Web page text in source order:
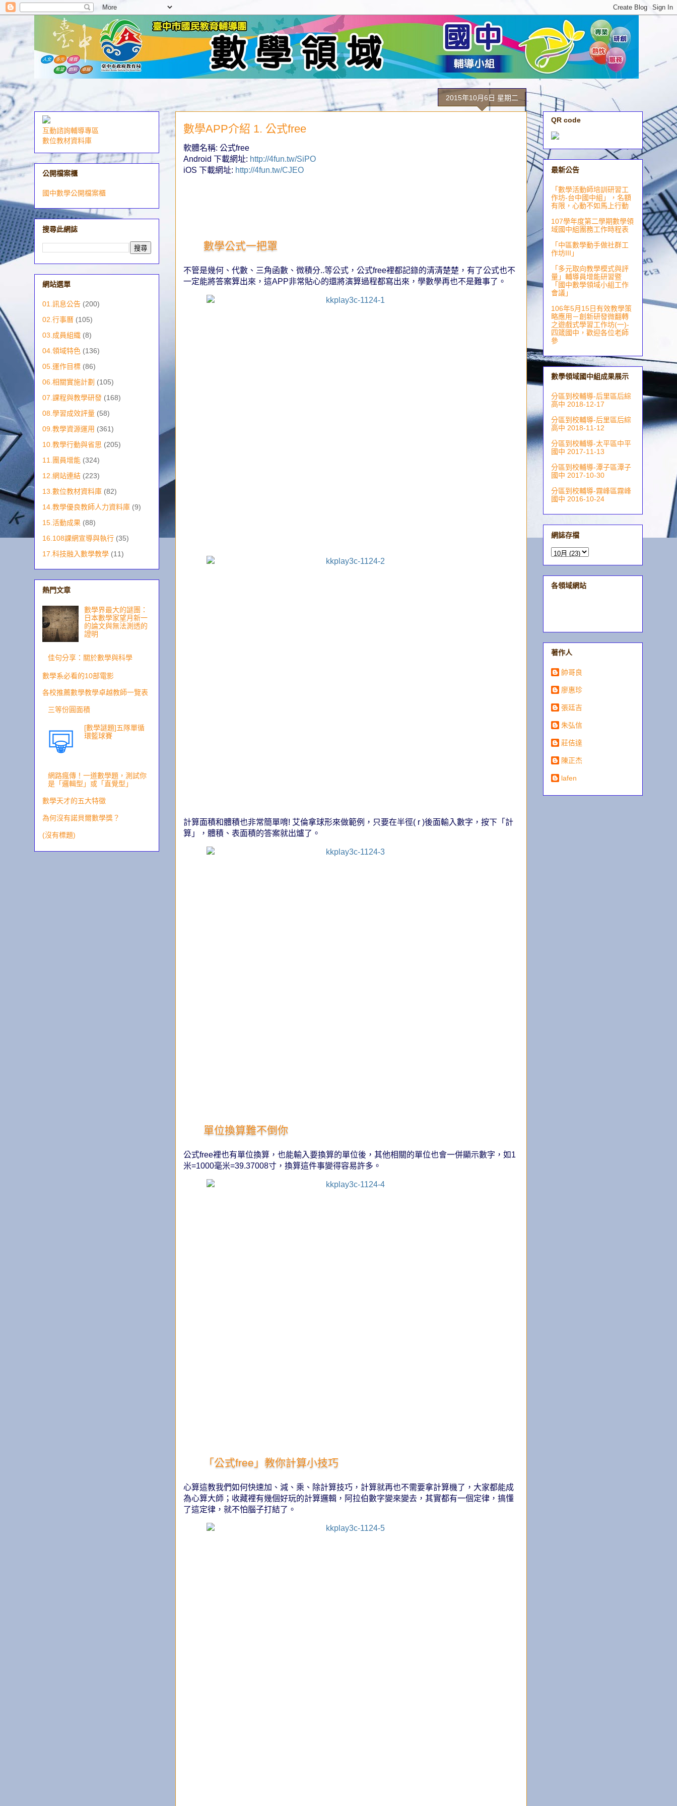
2015年10月6日 星期二
數學APP介紹 1. 公式free
軟體名稱: 公式free
Android 下載網址: http://4fun.tw/SiPO
iOS 下載網址: http://4fun.tw/CJEO
數學公式一把罩
不管是幾何、代數、三角函數、微積分..等公式，公式free裡都記錄的清清楚楚，有了公式也不
一定能將答案算出來，這APP非常貼心的還將演算過程都寫出來，學數學再也不是難事了。
計算面積和體積也非常簡單唷! 艾倫拿球形來做範例，只要在半徑( r )後面輸入數字，按下「計
算」，體積、表面積的答案就出爐了。
單位換算難不倒你
公式free裡也有單位換算，也能輸入要換算的單位後，其他相關的單位也會一併顯示數字，如1
米=1000毫米=39.37008寸，換算這件事變得容易許多。
「公式free」教你計算小技巧
心算這教我們如何快速加、減、乘、除計算技巧，計算就再也不需要拿計算機了，大家都能成
為心算大師；收藏裡有幾個好玩的計算邏輯，阿拉伯數字變來變去，其實都有一個定律，搞懂
了這定律，就不怕腦子打結了。
互動諮詢輔導專區
數位教材資料庫
公開檔案櫃
國中數學公開檔案櫃
搜尋此網誌
網站選單
01.訊息公告 (200)
02.行事曆 (105)
03.成員組織 (8)
04.領域特色 (136)
05.運作目標 (86)
06.相關實施計劃 (105)
07.課程與教學研發 (168)
08.學習成效評量 (58)
09.教學資源運用 (361)
10.教學行動與省思 (205)
11.團員增能 (324)
12.網站連結 (223)
13.數位教材資料庫 (82)
14.教學優良教師人力資料庫 (9)
15.活動成果 (88)
16.108課網宣導與執行 (35)
17.科技融入數學教學 (11)
熱門文章
數學界最大的謎團：
日本數學家望月新一
的論文與無法測透的
證明
佳句分享：關於數學與科學
數學系必看的10部電影
各校推薦數學教學卓越教師一覽表
三等份圓面積
[數學謎題]五隊單循
環籃球賽
網路瘋傳！一道數學題，測試你
是「邏輯型」或「直覺型」
數學天才的五大特徵
為何沒有諾貝爾數學獎？
(沒有標題)
QR code
最新公告
「數學活動師培訓研習工
作坊-台中國中組」，名額
有限，心動不如馬上行動
107學年度第二學期數學領
域國中組團務工作時程表
「中區數學動手做社群工
作坊III」
「多元取向教學模式與評
量」輔導員增能研習暨
「國中數學領域小組工作
會議」
106年5月15日有效教學策
略應用－創新研發微翻轉
之遊戲式學習工作坊(一)-
四箴國中，歡迎各位老師
參
數學領域國中組成果展示
分區到校輔導-后里區后綜
高中 2018-12-17
分區到校輔導-后里區后綜
高中 2018-11-12
分區到校輔導-太平區中平
國中 2017-11-13
分區到校輔導-潭子區潭子
國中 2017-10-30
分區到校輔導-霧峰區霧峰
國中 2016-10-24
網誌存檔
各領域網站
著作人
帥哥良
廖惠珍
張廷吉
朱弘信
莊佶達
陳正杰
lafen